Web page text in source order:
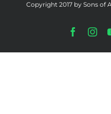
Copyright 2017 by Sons of